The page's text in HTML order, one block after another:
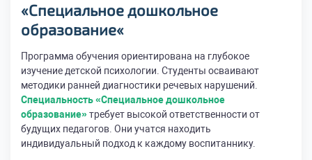
«Специальное дошкольное
образование«
Программа обучения ориентирована на глубокое
изучение детской психологии. Студенты осваивают
методики ранней диагностики речевых нарушений.
Специальность «Специальное дошкольное
образование»требует высокой ответственности от
будущих педагогов. Они учатся находить
индивидуальный подход к каждому воспитаннику.